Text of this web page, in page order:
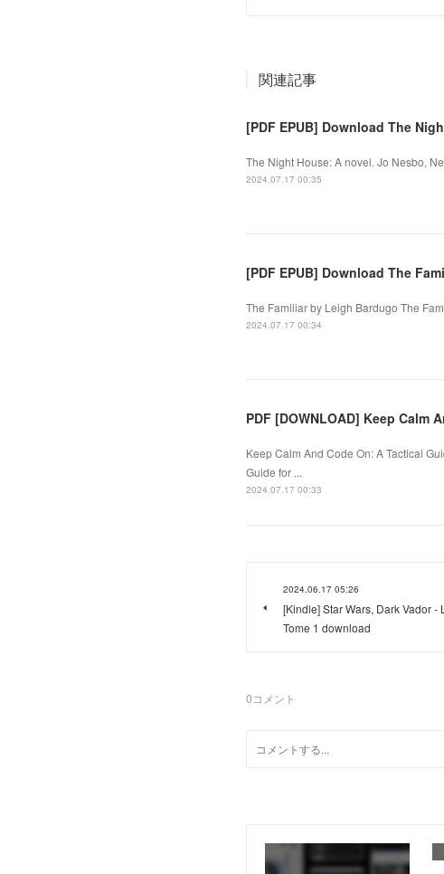
関連記事
[PDF EPUB] Download The
The Night House: A novel. Jo Nesbo,
2024.07.17 00:35
[PDF EPUB] Download The
The Familiar by Leigh Bardugo The
2024.07.17 00:34
PDF [DOWNLOAD] Keep Calm
Keep Calm And Code On: A Tactical
Guide for ...
2024.07.17 00:33
2024.06.17 05:26
[Kindle] Star Wars, Dark Vador
Tome 1 download
0コメント